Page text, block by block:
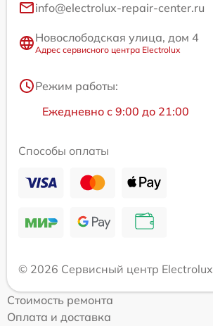
info@electrolux-repair-center.ru
Новослободская улица, дом 4
Адрес сервисного центра Electrolux
Режим работы:
Ежедневно с 9:00 до 21:00
Способы оплаты
© 2026 Сервисный центр Electrolux
Стоимость ремонта
Оплата и доставка